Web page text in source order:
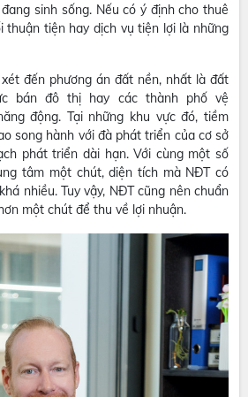
sinh sống. Nếu có ý định cho thuê
thuận tiện hay dịch vụ tiện lợi là những
đến phương án đất nền, nhất là đất
bán đô thị hay các thành phố vệ
động. Tại những khu vực đó, tiềm
song hành với đà phát triển của cơ sở
phát triển dài hạn. Với cùng một số
tâm một chút, diện tích mà NĐT có
nhiều. Tuy vậy, NĐT cũng nên chuẩn
một chút để thu về lợi nhuận.